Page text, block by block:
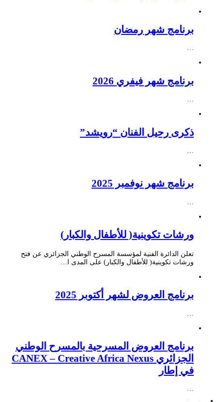
برنامج شهر رمضان
…
برنامج شهر فيفري 2026
…
ذكرى رحيل الفنان “رويشد”
…
برنامج شهر نوفمبر 2025
ورشات تكوينية( للأطفال والكبار)
تعلن الدائرة الفنية لمؤسسة المسرح الوطني الجزائري عن فتح
ورشات تكوينية( للأطفال والكبار) على المدى ا…
برنامج العروض لشهر أكتوبر 2025
برنامج العروض المسرحية بالمسرح الوطني
الجزائري CANEX – Creative Africa Nexus
في إطار
…